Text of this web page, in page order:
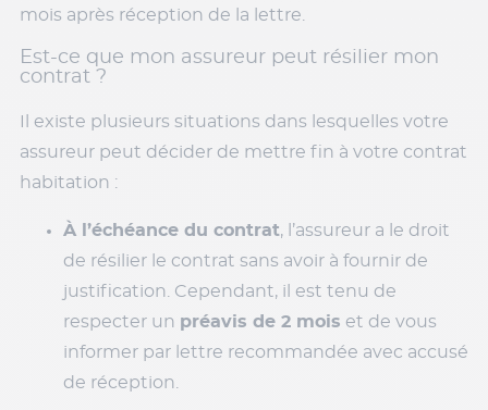
mois après réception de la lettre.
Est-ce que mon assureur peut résilier mon
contrat ?
Il existe plusieurs situations dans lesquelles votre
assureur peut décider de mettre fin à votre contrat
habitation :
À l’échéance du contrat, l’assureur a le droit
de résilier le contrat sans avoir à fournir de
justification. Cependant, il est tenu de
respecter un préavis de 2 mois et de vous
informer par lettre recommandée avec accusé
de réception.